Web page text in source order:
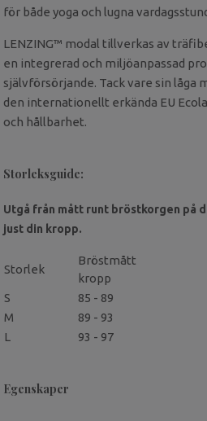
för både yoga och lugna
LENZING™ modal tillverkas av
en integrerad och miljöanpassad
självförsörjande. Tack vare sin
den internationellt erkända EU
och hållbarhet.
Storleksguide:
Utgå från mått runt bröstkorgen på
just din kropp.
Storlek
Bröstmått
kropp
S
85 - 89
M
89 - 93
L
93 - 97
Egenskaper